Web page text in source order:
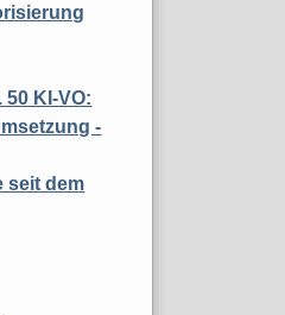
KI-VO:
-
seit dem